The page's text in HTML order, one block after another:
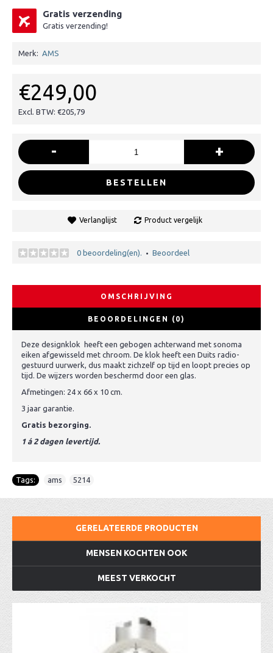
Gratis verzending
Gratis verzending!
Merk: AMS
€249,00
Excl. BTW: €205,79
- +
BESTELLEN
Verlanglijst Product vergelijk
0 beoordeling(en). • Beoordeel
OMSCHRIJVING
BEOORDELINGEN (0)
Deze designklok heeft een gebogen achterwand met sonoma
eiken afgewisseld met chroom. De klok heeft een Duits radio-
gestuurd uurwerk, dus maakt zichzelf op tijd en loopt precies op
tijd. De wijzers worden beschermd door een glas.
Afmetingen: 24 x 66 x 10 cm.
3 jaar garantie.
Gratis bezorging.
1 á 2 dagen levertijd.
Tags: ams 5214
GERELATEERDE PRODUCTEN
MENSEN KOCHTEN OOK
MEEST VERKOCHT